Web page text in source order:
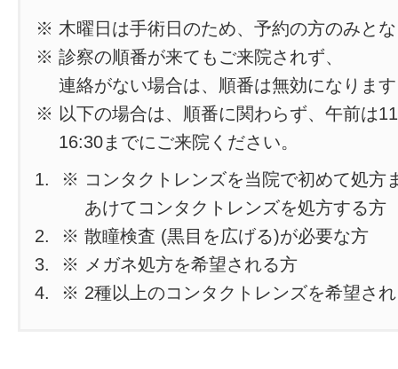
※ 木曜日は手術日のため、予約の方のみと
※ 診察の順番が来てもご来院されず、
連絡がない場合は、順番は無効になりま
※ 以下の場合は、順番に関わらず、午前は
16:30までにご来院ください。
※ コンタクトレンズを当院で初めて処方
あけてコンタクトレンズを処方する方
※ 散瞳検査 (黒目を広げる)が必要な方
※ メガネ処方を希望される方
※ 2種以上のコンタクトレンズを希望さ